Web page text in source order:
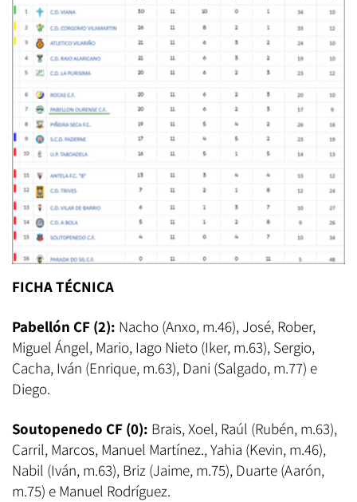
FICHA TÉCNICA
Pabellón CF (2): Nacho (Anxo, m.46), José, Rober,
Miguel Ángel, Mario, Iago Nieto (Iker, m.63), Sergio,
Cacha, Iván (Enrique, m.63), Dani (Salgado, m.77) e
Diego.
Soutopenedo CF (0): Brais, Xoel, Raúl (Rubén, m.63),
Carril, Marcos, Manuel Martínez., Yahia (Kevin, m.46),
Nabil (Iván, m.63), Briz (Jaime, m.75), Duarte (Aarón,
m.75) e Manuel Rodríguez.